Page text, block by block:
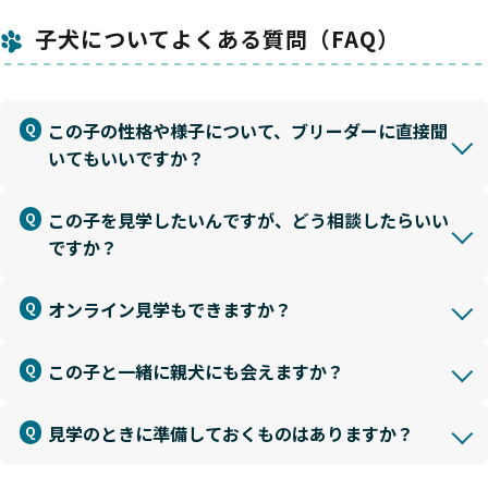
子犬についてよくある質問（FAQ）
この子の性格や様子について、ブリーダーに直接聞
いてもいいですか？
この子を見学したいんですが、どう相談したらいい
ですか？
オンライン見学もできますか？
この子と一緒に親犬にも会えますか？
見学のときに準備しておくものはありますか？